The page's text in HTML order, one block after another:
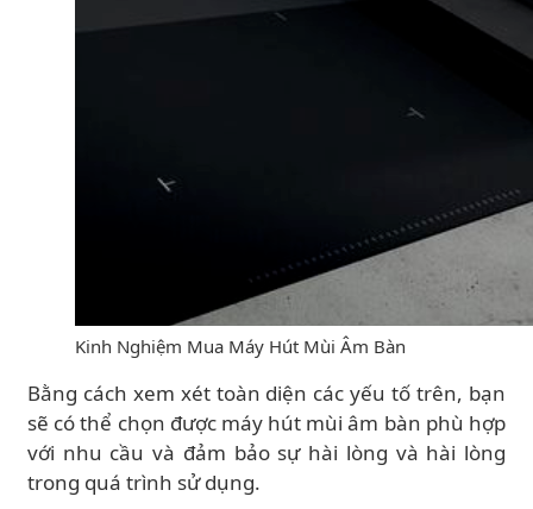
Kinh Nghiệm Mua Máy Hút Mùi Âm Bàn
Bằng cách xem xét toàn diện các yếu tố trên, bạn
sẽ có thể chọn được máy hút mùi âm bàn phù hợp
với nhu cầu và đảm bảo sự hài lòng và hài lòng
trong quá trình sử dụng.